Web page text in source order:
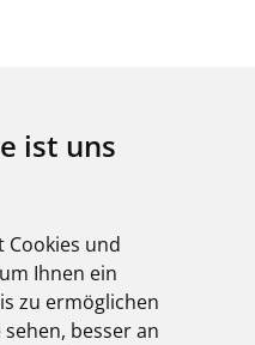
ist uns
Cookies und
Ihnen ein
zu ermöglichen
besser an
Blick!